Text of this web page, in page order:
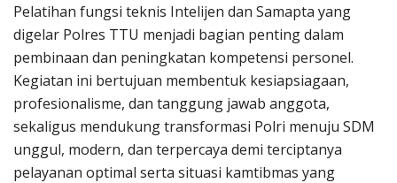
Lantas
OPINI
Pelatihan fungsi teknis Intelijen dan Samapta yang
digelar Polres TTU menjadi bagian penting dalam
pembinaan dan peningkatan kompetensi personel.
Kegiatan ini bertujuan membentuk kesiapsiagaan,
profesionalisme, dan tanggung jawab anggota,
sekaligus mendukung transformasi Polri menuju SDM
unggul, modern, dan terpercaya demi terciptanya
pelayanan optimal serta situasi kamtibmas yang